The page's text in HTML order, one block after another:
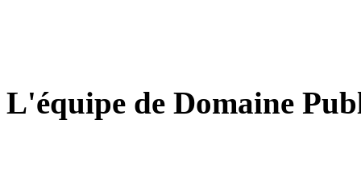
L'équipe de Domaine